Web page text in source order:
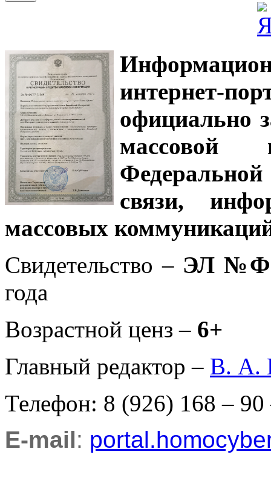
интернет-
официально
связи,
массовых
Свидетельство – ЭЛ
года
Возрастной ценз – 6+
Главный редактор – В. А.
Телефон: 8 (926) 168 – 90
E-mail: